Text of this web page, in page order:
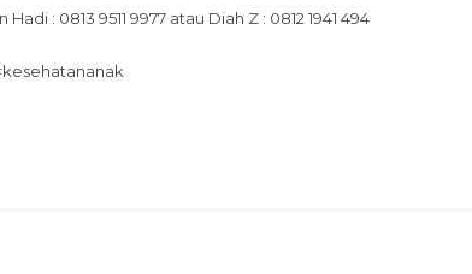
: 0813 9511 9977 atau Diah Z : 0812 1941 494